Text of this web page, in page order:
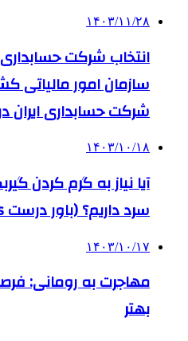
۱۴۰۳/۱۱/۲۸
انتخاب شرکت
سازمان امور مالیاتی
شرکت حسابداری ایران
۱۴۰۳/۱۰/۱۸
آیا نیاز به گرم کردن
سرد داریم؟ (باور درست vs غلط)
۱۴۰۳/۱۰/۱۷
مهاجرت به رومانی:
بهتر